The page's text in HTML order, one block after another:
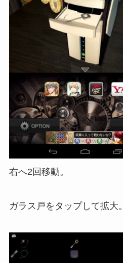
右へ2回移動。
ガラス戸をタップして拡大。